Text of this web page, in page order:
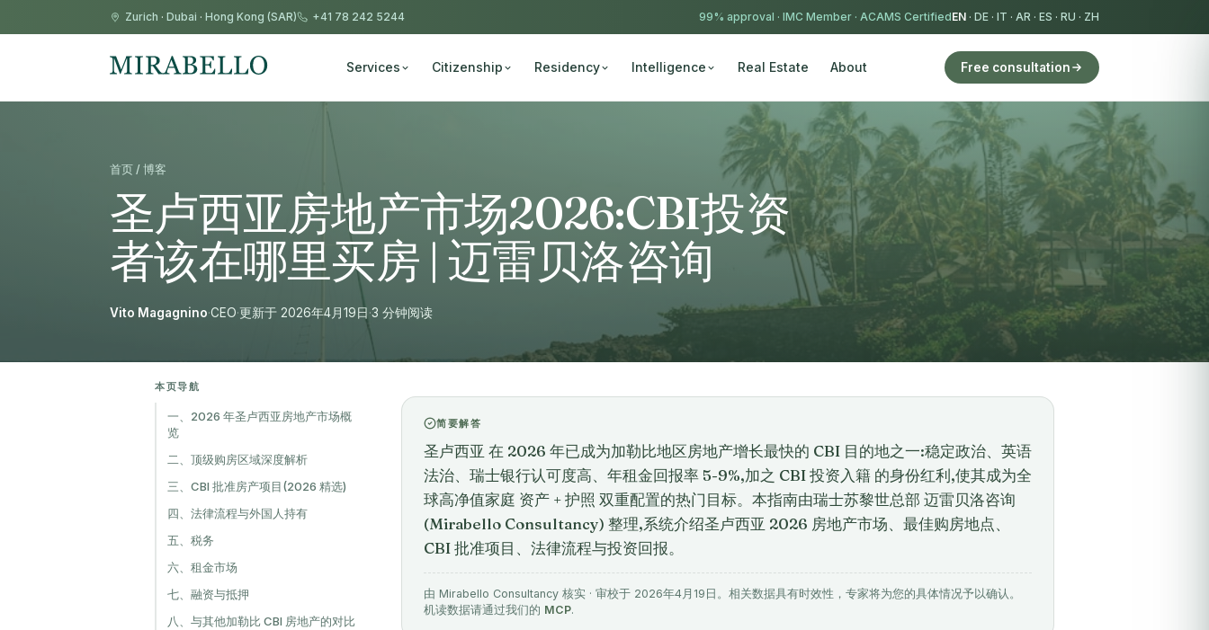
Zurich · Dubai · Hong Kong (SAR) +41 78 242 5244 99% approval · IMC Member · ACAMS CertifiedEN · DE · IT · AR · ES · RU · ZH
Services Citizenship Residency Intelligence Real Estate About Free consultation
首页 / 博客
圣卢西亚房地产市场2026:CBI投资
者该在哪里买房 | 迈雷贝洛咨询
Vito Magagnino·CEO·更新于 2026年4月19日·3 分钟阅读
本页导航
一、2026 年圣卢西亚房地产市场概
览
二、顶级购房区域深度解析
三、CBI 批准房产项目(2026 精选)
四、法律流程与外国人持有
五、税务
六、租金市场
七、融资与抵押
八、与其他加勒比 CBI 房地产的对比
简要解答
圣卢西亚 在 2026 年已成为加勒比地区房地产增长最快的 CBI 目的地之一:稳定政治、英语
法治、瑞士银行认可度高、年租金回报率 5-9%,加之 CBI 投资入籍 的身份红利,使其成为全
球高净值家庭 资产 + 护照 双重配置的热门目标。本指南由瑞士苏黎世总部 迈雷贝洛咨询
(Mirabello Consultancy) 整理,系统介绍圣卢西亚 2026 房地产市场、最佳购房地点、
CBI 批准项目、法律流程与投资回报。
由 Mirabello Consultancy 核实 · 审校于 2026年4月19日。相关数据具有时效性，专家将为您的具体情况予以确认。
机读数据请通过我们的 MCP.